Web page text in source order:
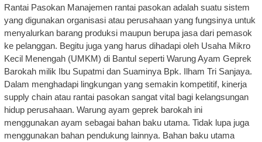
Rantai Pasokan Manajemen rantai pasokan adalah suatu sistem
yang digunakan organisasi atau perusahaan yang fungsinya untuk
menyalurkan barang produksi maupun berupa jasa dari pemasok
ke pelanggan. Begitu juga yang harus dihadapi oleh Usaha Mikro
Kecil Menengah (UMKM) di Bantul seperti Warung Ayam Geprek
Barokah milik Ibu Supatmi dan Suaminya Bpk. Ilham Tri Sanjaya.
Dalam menghadapi lingkungan yang semakin kompetitif, kinerja
supply chain atau rantai pasokan sangat vital bagi kelangsungan
hidup perusahaan. Warung ayam geprek barokah ini
menggunakan ayam sebagai bahan baku utama. Tidak lupa juga
menggunakan bahan pendukung lainnya. Bahan baku utama